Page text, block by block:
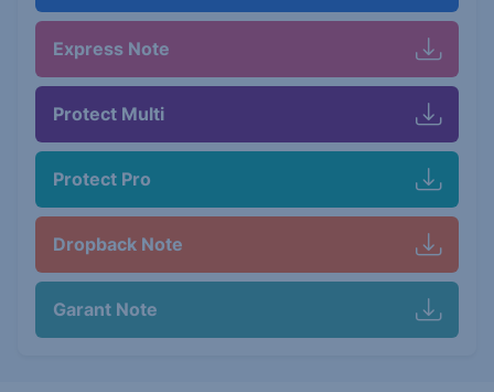
Express Note
Protect Multi
Protect Pro
Dropback Note
Garant Note